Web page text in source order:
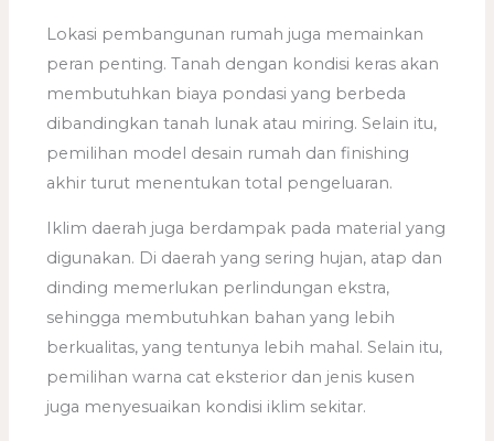
Lokasi pembangunan rumah juga memainkan
peran penting. Tanah dengan kondisi keras akan
membutuhkan biaya pondasi yang berbeda
dibandingkan tanah lunak atau miring. Selain itu,
pemilihan model desain rumah dan finishing
akhir turut menentukan total pengeluaran.
Iklim daerah juga berdampak pada material yang
digunakan. Di daerah yang sering hujan, atap dan
dinding memerlukan perlindungan ekstra,
sehingga membutuhkan bahan yang lebih
berkualitas, yang tentunya lebih mahal. Selain itu,
pemilihan warna cat eksterior dan jenis kusen
juga menyesuaikan kondisi iklim sekitar.